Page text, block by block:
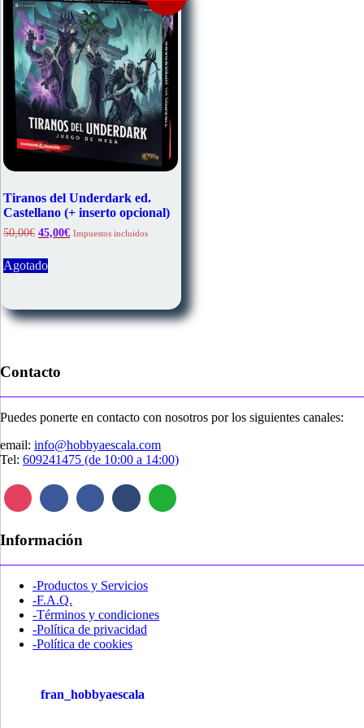
Tiranos del Underdark ed.
Castellano (+ inserto opcional)
50,00€ El
original
era:
45,00€ElImpuestos incluidos
Agotado
Contacto
Puedes ponerte en contacto con nosotros por los siguientes canales:
email: info@hobbyaescala.com
Tel: 609241475 (de 10:00 a 14:00)
Información
-Productos y Servicios
-F.A.Q.
-Términos y condiciones
-Política de privacidad
-Política de cookies
fran_hobbyaescala